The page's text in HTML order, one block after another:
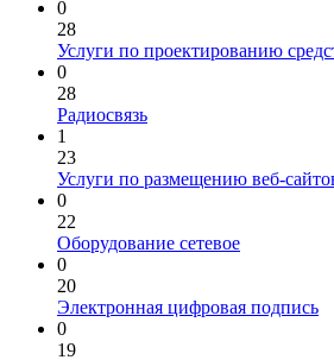
0
28
Услуги по проектированию
0
28
Радиосвязь
1
23
Услуги по размещению веб-
0
22
Оборудование сетевое
0
20
Электронная цифровая подпись
0
19